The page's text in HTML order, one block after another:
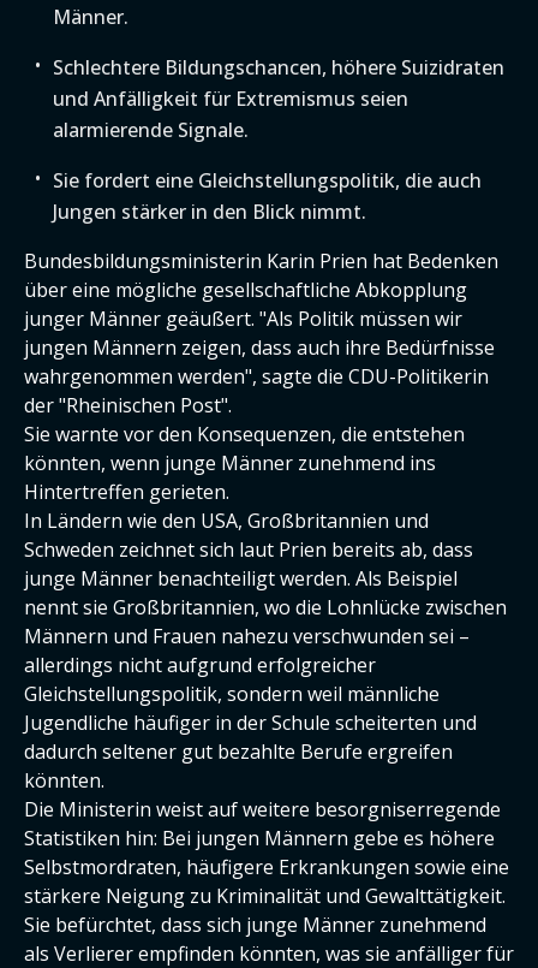
Männer.
Schlechtere Bildungschancen, höhere Suizidraten
und Anfälligkeit für Extremismus seien
alarmierende Signale.
Sie fordert eine Gleichstellungspolitik, die auch
Jungen stärker in den Blick nimmt.
Bundesbildungsministerin Karin Prien hat Bedenken
über eine mögliche gesellschaftliche Abkopplung
junger Männer geäußert. "Als Politik müssen wir
jungen Männern zeigen, dass auch ihre Bedürfnisse
wahrgenommen werden", sagte die CDU-Politikerin
der "Rheinischen Post".
Sie warnte vor den Konsequenzen, die entstehen
könnten, wenn junge Männer zunehmend ins
Hintertreffen gerieten.
In Ländern wie den USA, Großbritannien und
Schweden zeichnet sich laut Prien bereits ab, dass
junge Männer benachteiligt werden. Als Beispiel
nennt sie Großbritannien, wo die Lohnlücke zwischen
Männern und Frauen nahezu verschwunden sei –
allerdings nicht aufgrund erfolgreicher
Gleichstellungspolitik, sondern weil männliche
Jugendliche häufiger in der Schule scheiterten und
dadurch seltener gut bezahlte Berufe ergreifen
könnten.
Die Ministerin weist auf weitere besorgniserregende
Statistiken hin: Bei jungen Männern gebe es höhere
Selbstmordraten, häufigere Erkrankungen sowie eine
stärkere Neigung zu Kriminalität und Gewalttätigkeit.
Sie befürchtet, dass sich junge Männer zunehmend
als Verlierer empfinden könnten, was sie anfälliger für